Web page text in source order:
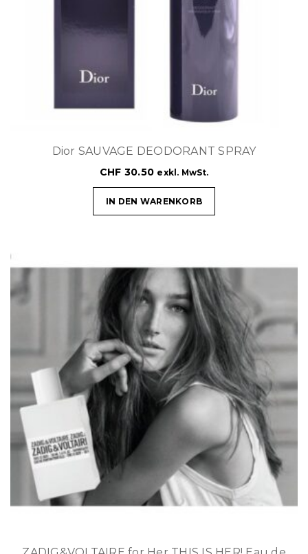
Dior SAUVAGE DEODORANT SPRAY
CHF 30.50 exkl. MwSt.
IN DEN WARENKORB